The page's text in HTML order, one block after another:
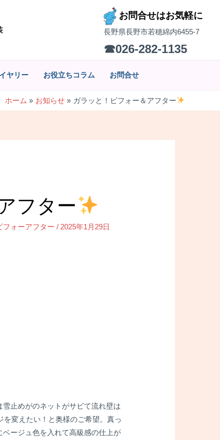
お問合せはお気軽に
長野県長野市若穂綿内6455-7
☎026-282-1135
ヤリー お役立ちコラム お問合せ
ホーム お知らせ ガラッと！ビフォー＆アフター
フター
ォーアフター / 2025年1月29日
止めがのネットがサビて流れ壁は
変えたい！と奥様のご希望。真っ
ージュ色を入れて高級感の仕上が